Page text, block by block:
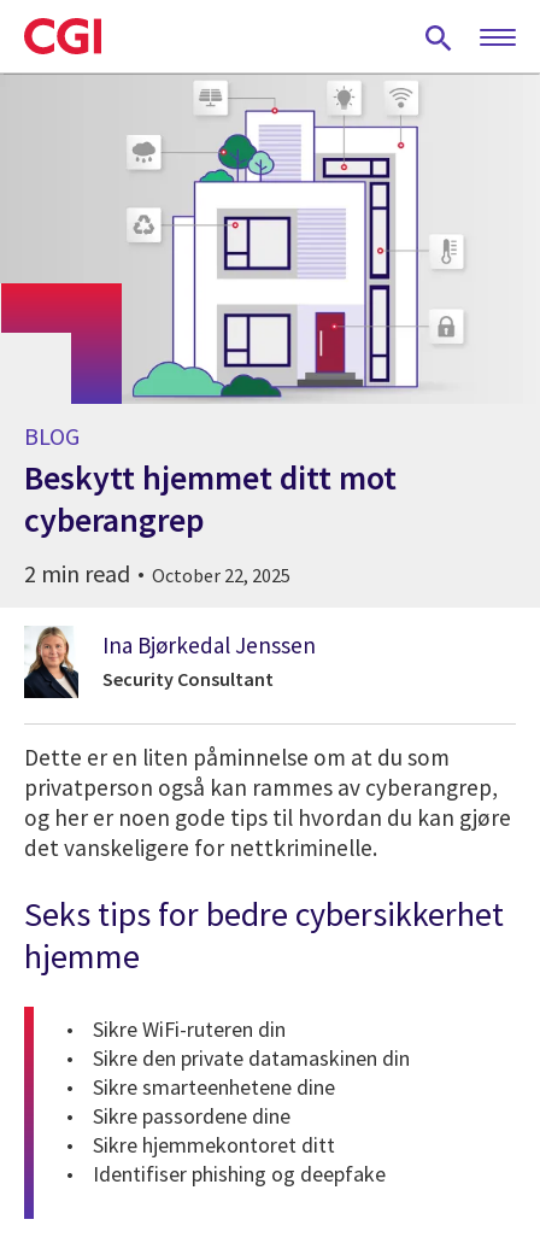
Skip
to
main
BLOG
Beskytt hjemmet ditt mot
cyberangrep
2 min read October 22, 2025
Ina Bjørkedal Jenssen
Security Consultant
Dette er en liten påminnelse om at du som
privatperson også kan rammes av cyberangrep,
og her er noen gode tips til hvordan du kan gjøre
det vanskeligere for nettkriminelle.
Seks tips for bedre cybersikkerhet
hjemme
• Sikre WiFi-ruteren din
• Sikre den private datamaskinen din
• Sikre smarteenhetene dine
• Sikre passordene dine
• Sikre hjemmekontoret ditt
• Identifiser phishing og deepfake